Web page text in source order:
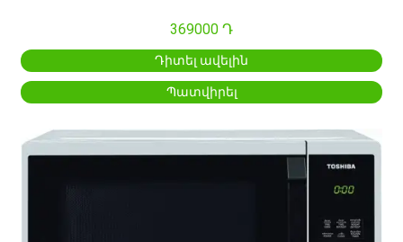
369000 Դ
Դիտել ավելին
Պատվիրել